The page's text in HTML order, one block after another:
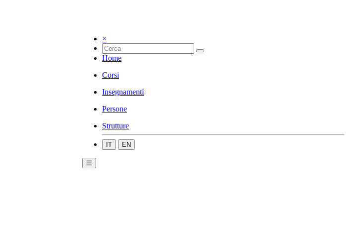
×
Home
Corsi
Insegnamenti
Persone
Strutture
IT EN
☰